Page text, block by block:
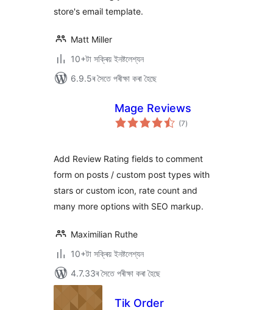
store's email template.
Matt Miller
10+টা সক্ৰিয় ইনষ্টলেশ্যন
6.9.5ৰ সৈতে পৰীক্ষা কৰা হৈছে
Mage Reviews
(7টা
মুঠ)
Add Review Rating fields to comment
form on posts / custom post types with
stars or custom icon, rate count and
many more options with SEO markup.
Maximilian Ruthe
10+টা সক্ৰিয় ইনষ্টলেশ্যন
4.7.33ৰ সৈতে পৰীক্ষা কৰা হৈছে
Tik Order